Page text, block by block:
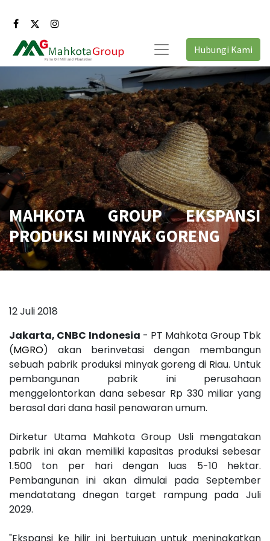
Hubungi Kami
MAHKOTA GROUP EKSPANSI
PRODUKSI MINYAK GORENG
12 Juli 2018
Jakarta, CNBC Indonesia - PT Mahkota Group Tbk
(MGRO) akan berinvetasi dengan membangun
sebuah pabrik produksi minyak goreng di Riau. Untuk
pembangunan pabrik ini perusahaan
menggelontorkan dana sebesar Rp 330 miliar yang
berasal dari dana hasil penawaran umum.
Dirketur Utama Mahkota Group Usli mengatakan
pabrik ini akan memiliki kapasitas produksi sebesar
1.500 ton per hari dengan luas 5-10 hektar.
Pembangunan ini akan dimulai pada September
mendatatang dnegan target rampung pada Juli
2029.